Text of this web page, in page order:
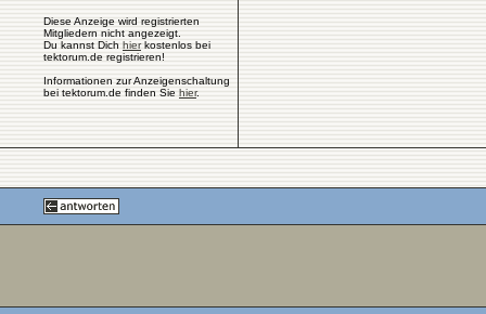
Diese Anzeige wird registrierten
Mitgliedern nicht angezeigt.
Du kannst Dich hierkostenlos bei
tektorum.de registrieren!
Informationen zur Anzeigenschaltung
bei tektorum.de finden Sie hier.